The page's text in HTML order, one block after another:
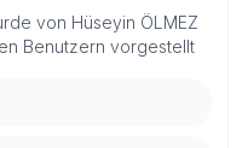
von Hüseyin ÖLMEZ
Benutzern vorgestellt